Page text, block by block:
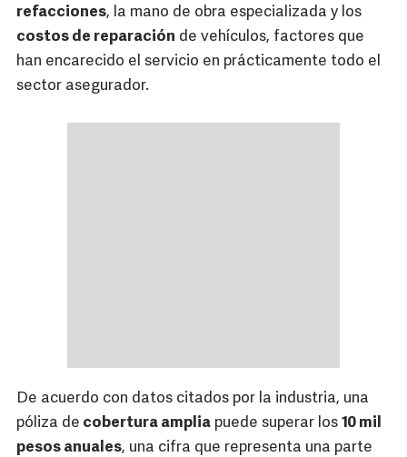
refacciones, la mano de obra especializada y los
costos de reparación de vehículos, factores que
han encarecido el servicio en prácticamente todo el
sector asegurador.
De acuerdo con datos citados por la industria, una
póliza de cobertura amplia puede superar los 10 mil
pesos anuales, una cifra que representa una parte